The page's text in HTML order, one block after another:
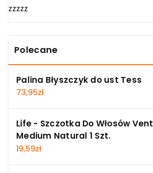
zzzzz
Polecane
Palina Błyszczyk do ust Tess
73,95zł
Life - Szczotka Do Włosów Vent
Medium Natural 1 Szt.
19,59zł